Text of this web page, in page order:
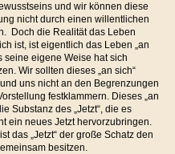
und wir können diese
nicht durch einen willentlichen
Doch die Realität das Leben
ist, ist eigentlich das Leben „an
seine eigene Weise hat sich
Wir sollten dieses „an sich“
uns nicht an den Begrenzungen
festklammern. Dieses „an
Substanz des „Jetzt“, die es
ein neues Jetzt hervorzubringen.
das „Jetzt“ der große Schatz den
besitzen.